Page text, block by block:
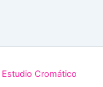
Estudio Cromático